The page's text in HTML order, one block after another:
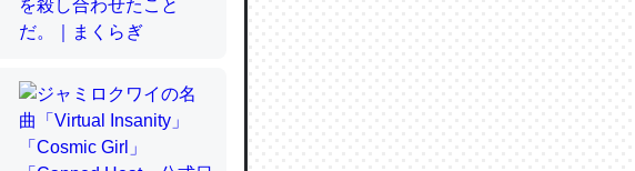
」に関する新仮説